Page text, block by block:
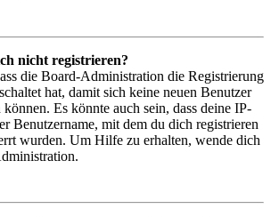
nicht registrieren?
die Board-Administration die Registrierung
hat, damit sich keine neuen Benutzer
können. Es könnte auch sein, dass deine IP-
Benutzername, mit dem du dich registrieren
wurden. Um Hilfe zu erhalten, wende dich